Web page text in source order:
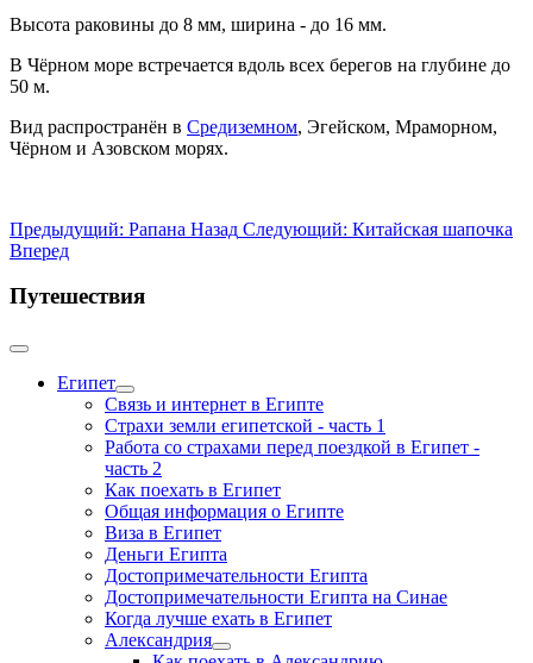
Высота раковины до 8 мм, ширина - до 16 мм.
В Чёрном море встречается вдоль всех берегов на глубине до
50 м.
Вид распространён в Средиземном, Эгейском, Мраморном,
Чёрном и Азовском морях.
Предыдущий: Рапана Назад Следующий: Китайская шапочка
Вперед
Путешествия
Египет
Связь и интернет в Египте
Страхи земли египетской - часть 1
Работа со страхами перед поездкой в Египет -
часть 2
Как поехать в Египет
Общая информация о Египте
Виза в Египет
Деньги Египта
Достопримечательности Египта
Достопримечательности Египта на Синае
Когда лучше ехать в Египет
Александрия